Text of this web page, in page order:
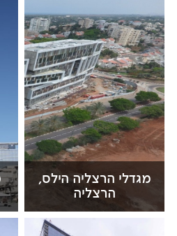
מגדלי הרצליה הילס,
הרצליה